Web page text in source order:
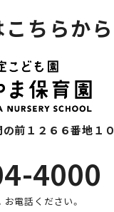
ちらから
前１２６６番地１０
4000
電話ください。